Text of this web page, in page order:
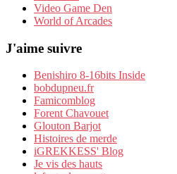
Video Game Den
World of Arcades
J'aime suivre
Benishiro 8-16bits Inside
bobdupneu.fr
Famicomblog
Forent Chavouet
Glouton Barjot
Histoires de merde
iGREKKESS' Blog
Je vis des hauts